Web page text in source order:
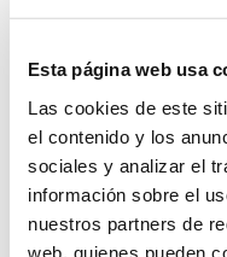
Esta página web usa
Las cookies de este
el contenido y los
sociales y analizar el
información sobre el
nuestros partners de
web, quienes pueden
puedes estar seguro
y, en última instancia,
proyectos.
System
virtual en España
Desde Telefonía
nos permitas
prefieres, puedes